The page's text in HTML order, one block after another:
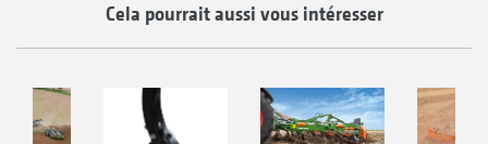
Cela pourrait aussi vous intéresser